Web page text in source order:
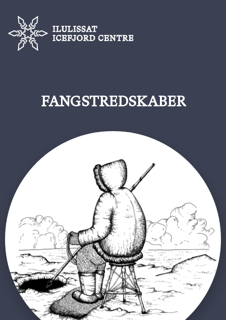
FANGSTREDSKABER